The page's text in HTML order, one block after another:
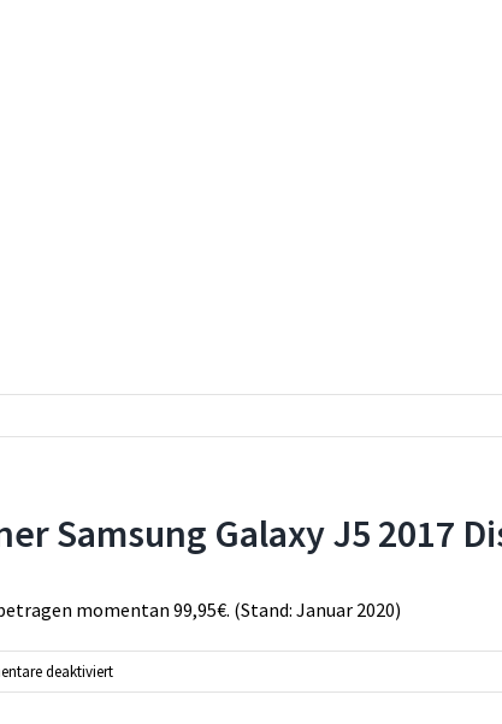
Samsung Galaxy J5 2017
momentan 99,95€. (Stand: Januar 2020)
deaktiviertfür
Wie